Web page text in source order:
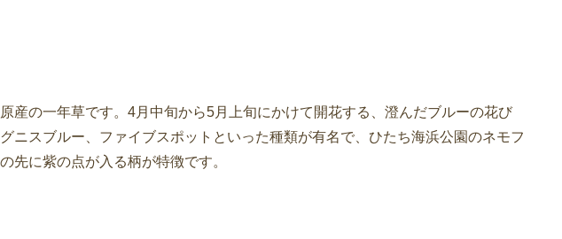
産の一年草です。4月中旬から5月上旬にかけて開花する、澄んだブルーの花び
ニスブルー、ファイブスポットといった種類が有名で、ひたち海浜公園のネモフ
先に紫の点が入る柄が特徴です。